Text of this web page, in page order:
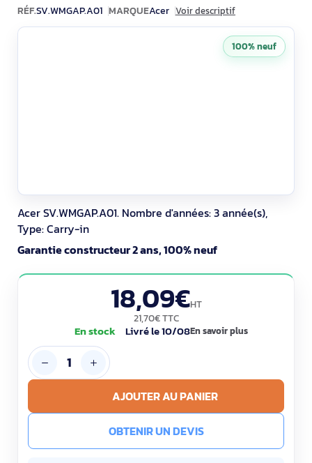
RÉF.SV.WMGAP.A01 MARQUEAcer Voir descriptif
Acer SV.WMGAP.A01. Nombre d'années: 3 année(s),
Type: Carry-in
Garantie constructeur 2 ans, 100% neuf
18,09€HT
21,70€ TTC
En stock Livré le 10/08En savoir plus
AJOUTER AU PANIER
OBTENIR UN DEVIS
100% neuf